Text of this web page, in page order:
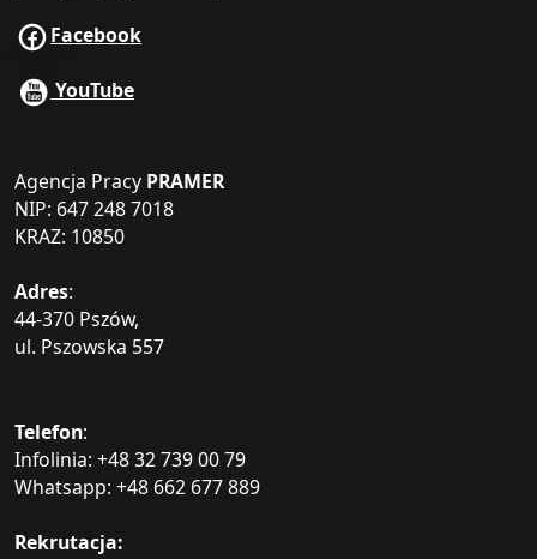
Facebook
YouTube
Agencja Pracy PRAMER
NIP: 647 248 7018
KRAZ: 10850
Adres:
44-370 Pszów,
ul. Pszowska 557
Telefon:
Infolinia: +48 32 739 00 79
Whatsapp: +48 662 677 889
Rekrutacja: